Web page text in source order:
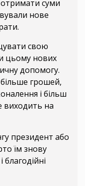
отримати суми
нове
свою
цьому нових
допомогу.
більше грошей,
і більш
виходить на
президент або
їм знову
благодійні